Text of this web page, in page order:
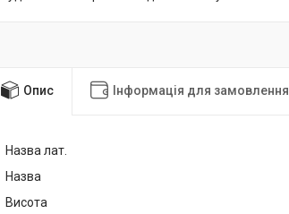
Опис Інформація для замовлення
Назва лат.
Назва
Висота